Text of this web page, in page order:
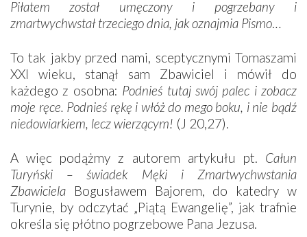
Piłatem został umęczony i pogrzebany i
zmartwychwstał trzeciego dnia, jak oznajmia Pismo…
To tak jakby przed nami, sceptycznymi Tomaszami
XXI wieku, stanął sam Zbawiciel i mówił do
każdego z osobna: Podnieś tutaj swój palec i zobacz
moje ręce. Podnieś rękę i włóż do mego boku, i nie bądź
niedowiarkiem, lecz wierzącym! (J 20,27).
A więc podążmy z autorem artykułu pt. Całun
Turyński – świadek Męki i Zmartwychwstania
Zbawiciela Bogusławem Bajorem, do katedry w
Turynie, by odczytać „Piątą Ewangelię”, jak trafnie
określa się płótno pogrzebowe Pana Jezusa.